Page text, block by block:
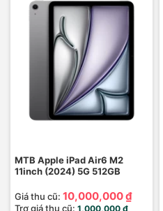
MTB Apple iPad Air6 M2
11inch (2024) 5G 512GB
Giá thu cũ: 10,000,000 ₫
Trợ giá thu cũ: 1,000,000 ₫